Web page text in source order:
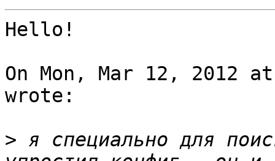
Hello!
On Mon, Mar 12, 2012
wrote:
> я специально для